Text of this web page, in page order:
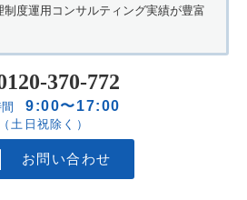
度運用コンサルティング実績が豊富
370-772
間 9:00〜17:00
（土日祝除く）
お問い合わせ